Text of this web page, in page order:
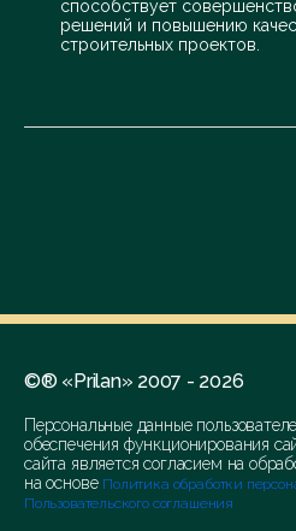
способствует
решений и повышению
строительных проектов.
©® «Prilan» 2007 - 2026
Персональные данные
обеспечения функционирования
сайта является согласием на
на основе Политика обработки
Пользовательского соглашения